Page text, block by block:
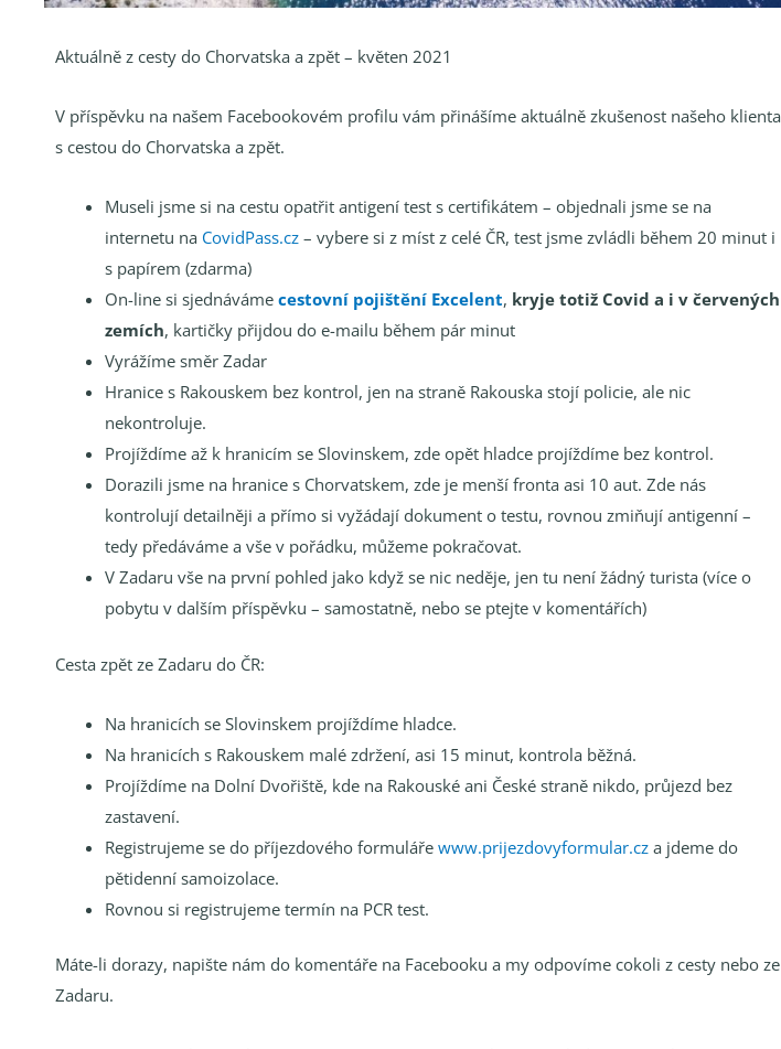
Aktuálně z cesty do Chorvatska a zpět – květen 2021
V příspěvku na našem Facebookovém profilu vám přinášíme aktuálně zkušenost našeho klienta
s cestou do Chorvatska a zpět.
Museli jsme si na cestu opatřit antigení test s certifikátem – objednali jsme se na
internetu na CovidPass.cz – vybere si z míst z celé ČR, test jsme zvládli během 20 minut i
s papírem (zdarma)
On-line si sjednáváme cestovní pojištění Excelent, kryje totiž Covid a i v červených
zemích, kartičky přijdou do e-mailu během pár minut
Vyrážíme směr Zadar
Hranice s Rakouskem bez kontrol, jen na straně Rakouska stojí policie, ale nic
nekontroluje.
Projíždíme až k hranicím se Slovinskem, zde opět hladce projíždíme bez kontrol.
Dorazili jsme na hranice s Chorvatskem, zde je menší fronta asi 10 aut. Zde nás
kontrolují detailněji a přímo si vyžádají dokument o testu, rovnou zmiňují antigenní –
tedy předáváme a vše v pořádku, můžeme pokračovat.
V Zadaru vše na první pohled jako když se nic neděje, jen tu není žádný turista (více o
pobytu v dalším příspěvku – samostatně, nebo se ptejte v komentářích)
Cesta zpět ze Zadaru do ČR:
Na hranicích se Slovinskem projíždíme hladce.
Na hranicích s Rakouskem malé zdržení, asi 15 minut, kontrola běžná.
Projíždíme na Dolní Dvořiště, kde na Rakouské ani České straně nikdo, průjezd bez
zastavení.
Registrujeme se do příjezdového formuláře www.prijezdovyformular.cz a jdeme do
pětidenní samoizolace.
Rovnou si registrujeme termín na PCR test.
Máte-li dorazy, napište nám do komentáře na Facebooku a my odpovíme cokoli z cesty nebo ze
Zadaru.